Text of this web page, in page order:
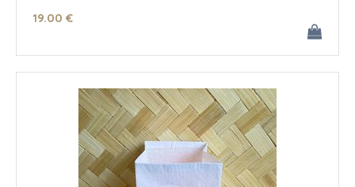
19.00 €